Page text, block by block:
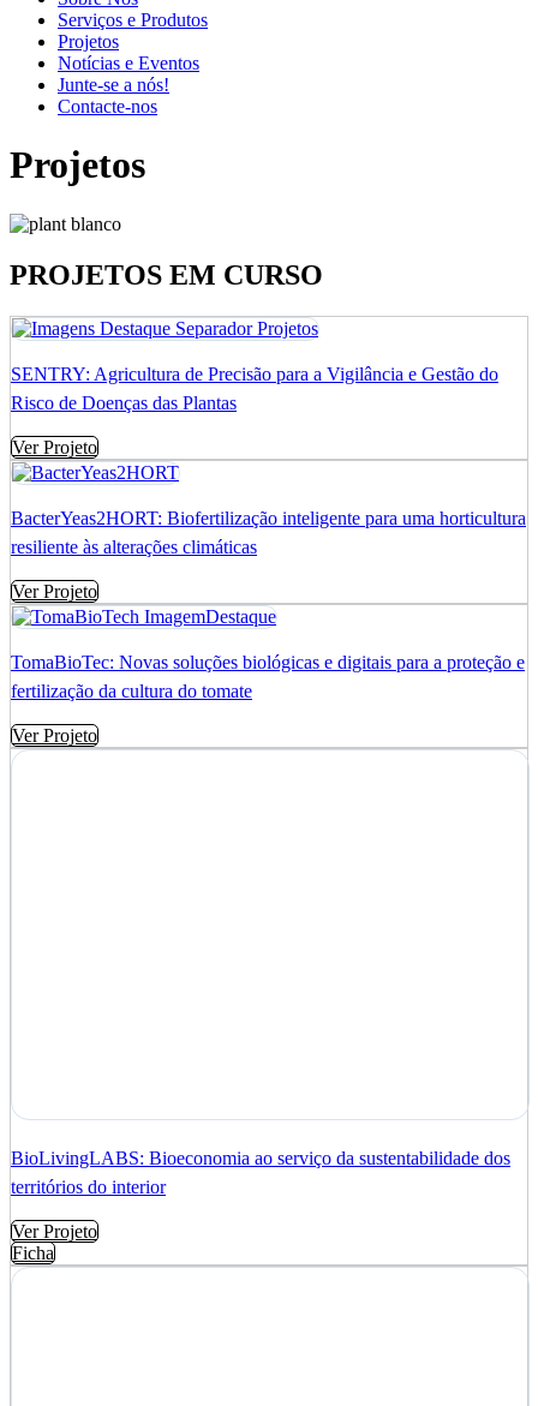
Serviços e Produtos
Projetos
Notícias e Eventos
Junte-se a nós!
Contacte-nos
Projetos
PROJETOS EM CURSO
SENTRY: Agricultura de Precisão para a Vigilância e Gestão do
Risco de Doenças das Plantas
Ver Projeto
BacterYeas2HORT: Biofertilização inteligente para uma horticultura
resiliente às alterações climáticas
Ver Projeto
TomaBioTec: Novas soluções biológicas e digitais para a proteção e
fertilização da cultura do tomate
Ver Projeto
BioLivingLABS: Bioeconomia ao serviço da sustentabilidade dos
territórios do interior
Ver Projeto
Ficha